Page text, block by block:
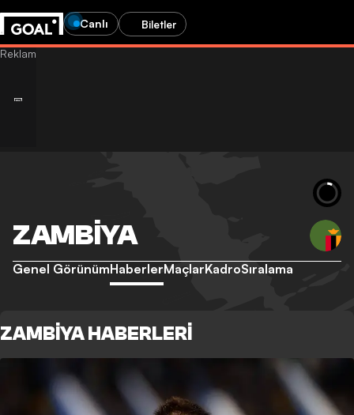
Canlı Biletler
ZAMBIYA
Genel GörünümHaberlerMaçlarKadroSıralama
ZAMBIYA HABERLERI